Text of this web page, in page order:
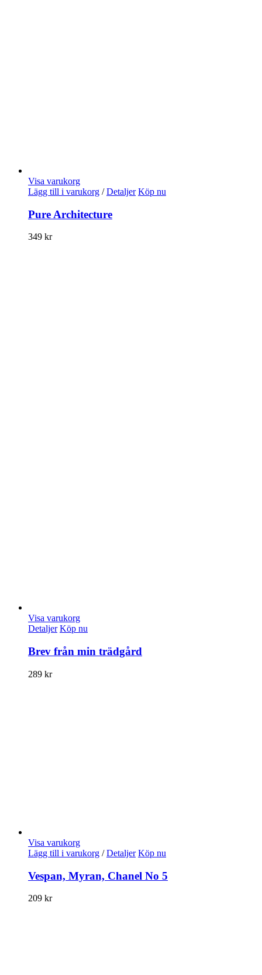
Visa varukorg
Lägg till i varukorg / Detaljer Köp nu
Pure Architecture
349 kr
Visa varukorg
Detaljer Köp nu
Brev från min trädgård
289 kr
Visa varukorg
Lägg till i varukorg / Detaljer Köp nu
Vespan, Myran, Chanel No 5
209 kr